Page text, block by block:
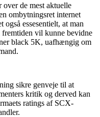
de mest aktuelle
ombytningsret internet
essesentielt, at man
vil kunne bevidne
black 5K, uafhængig om
sikre genveje til at
kritik og derved kan
ratings af SCX-